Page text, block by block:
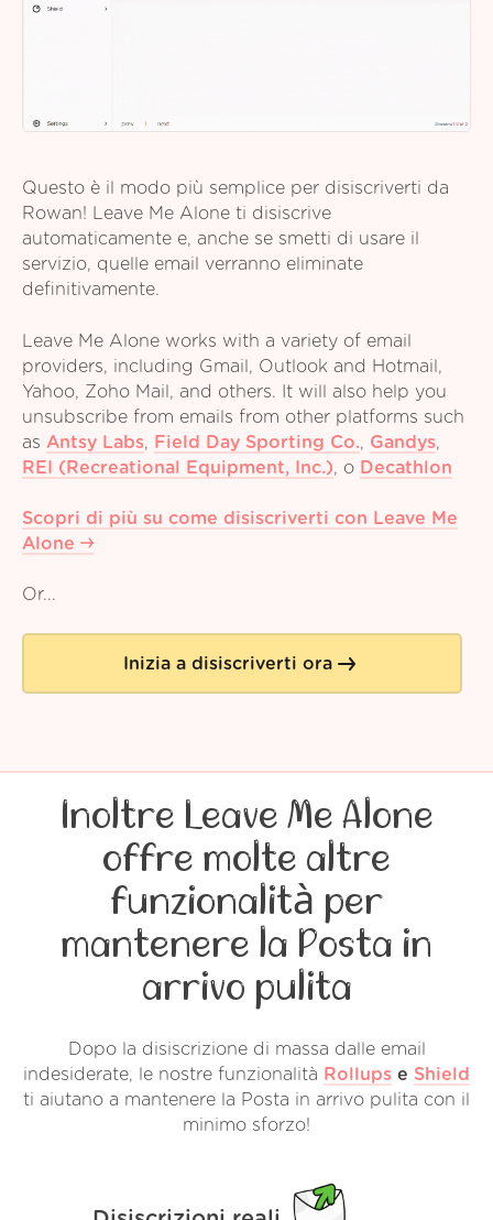
Questo è il modo più semplice per disiscriverti da
Rowan! Leave Me Alone ti disiscrive
automaticamente e, anche se smetti di usare il
servizio, quelle email verranno eliminate
definitivamente.
Leave Me Alone works with a variety of email
providers, including Gmail, Outlook and Hotmail,
Yahoo, Zoho Mail, and others. It will also help you
unsubscribe from emails from other platforms such
as Antsy Labs, Field Day Sporting Co., Gandys,
REI (Recreational Equipment, Inc.), o Decathlon
Scopri di più su come disiscriverti con Leave Me
Alone
Or...
Inizia a disiscriverti ora
Inoltre Leave Me Alone
offre molte altre
funzionalità per
mantenere la Posta in
arrivo pulita
Dopo la disiscrizione di massa dalle email
indesiderate, le nostre funzionalità Rollups e Shield
ti aiutano a mantenere la Posta in arrivo pulita con il
minimo sforzo!